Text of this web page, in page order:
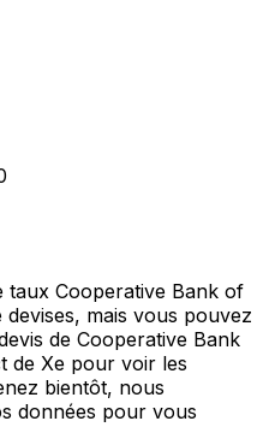
taux Cooperative Bank of
mais vous pouvez
de Cooperative Bank
de Xe pour voir les
bientôt, nous
données pour vous